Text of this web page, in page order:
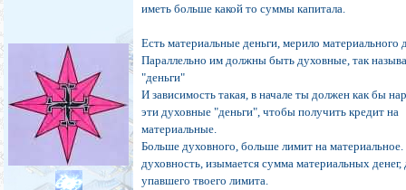
иметь больше какой то суммы капитала.
Есть материальные деньги, мерило материального
Параллельно им должны быть духовные, так
"деньги"
И зависимость такая, в начале ты должен как бы
эти духовные "деньги", чтобы получить кредит на
материальные.
Больше духовного, больше лимит на
духовность, изымается сумма материальных денег,
упавшего твоего лимита.